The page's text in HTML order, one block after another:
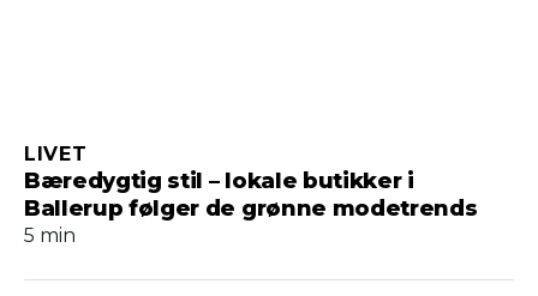
Bæredygtig stil – lokale butikker i
Ballerup følger de grønne modetrends
LIVET
5 min